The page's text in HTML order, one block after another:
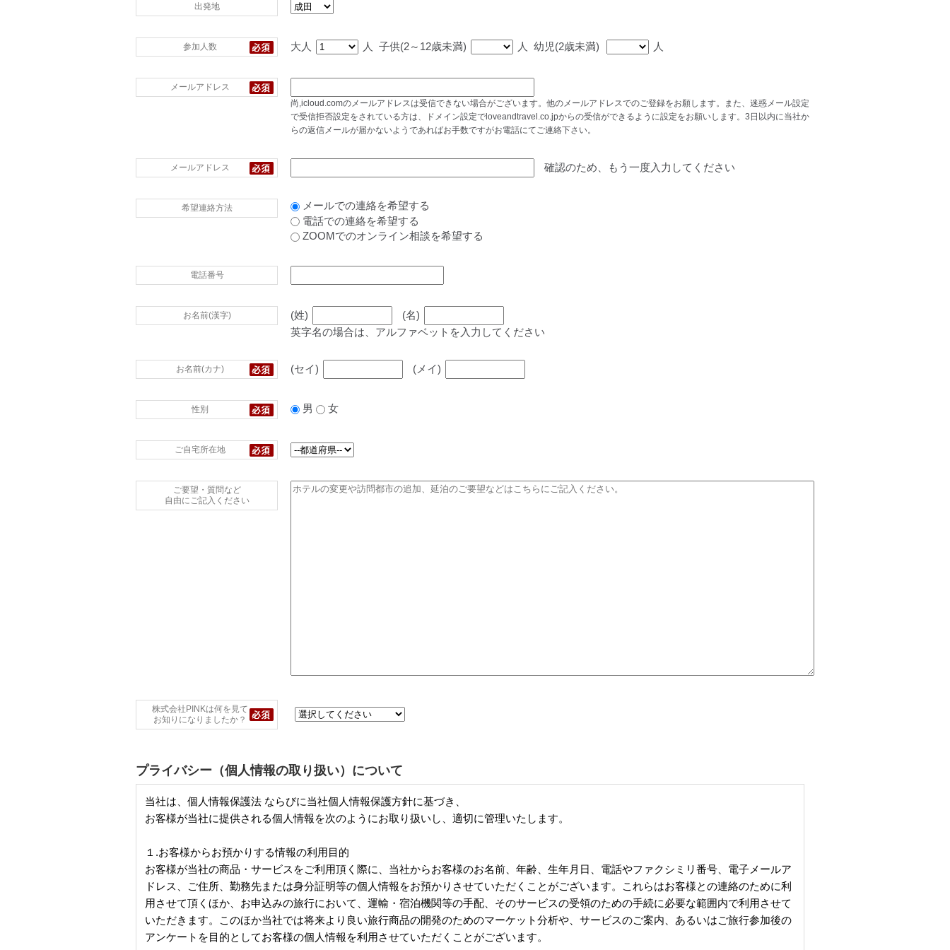
出発地
参加人数 大人 人 子供(2～12歳未満) 人 幼児(2歳未満) 人
メールアドレス
尚,icloud.comのメールアドレスは受信できない場合がございます。他のメールアドレスでのご登録をお願します。また、迷惑メール設定
で受信拒否設定をされている方は、ドメイン設定でloveandtravel.co.jpからの受信ができるように設定をお願いします。3日以内に当社か
らの返信メールが届かないようであればお手数ですがお電話にてご連絡下さい。
メールアドレス 確認のため、もう一度入力してください
希望連絡方法
メールでの連絡を希望する
電話での連絡を希望する
ZOOMでのオンライン相談を希望する
電話番号
お名前(漢字) (姓)
(名)
英字名の場合は、アルファベットを入力してください
お名前(カナ) (セイ) (メイ)
性別 男 女
ご自宅所在地
ご要望・質問など
自由にご記入ください
株式会社PINKは何を見て
お知りになりましたか？
プライバシー（個人情報の取り扱い）について